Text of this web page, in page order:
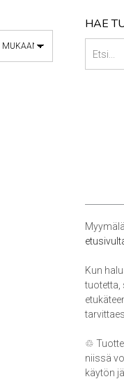
HAE
Kun
tuotetta,
♲
niissä
käytön